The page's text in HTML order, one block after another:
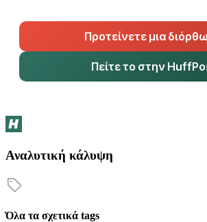
Προτείνετε μια
Πείτε το στην
Αναλυτική κάλυψη
Όλα τα σχετικά tags